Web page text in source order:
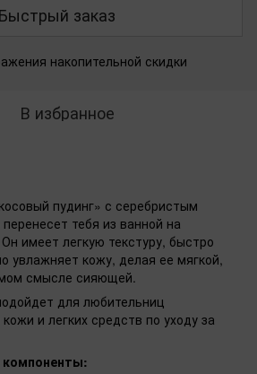
Быстрый заказ
накопительной скидки
В избранное
пудинг» с серебристым
тебя из ванной на
имеет легкую текстуру, быстро
увлажняет кожу, делая ее мягкой,
смысле сияющей.
для любительниц
и легких средств по уходу за